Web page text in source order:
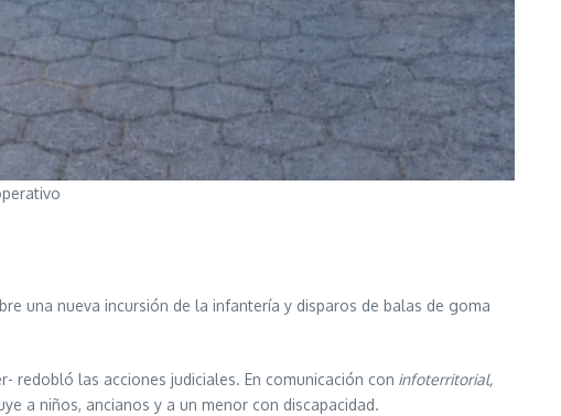
una nueva incursión de la infantería y disparos de balas de goma
redobló las acciones judiciales. En comunicación con infoterritorial,
a niños, ancianos y a un menor con discapacidad.